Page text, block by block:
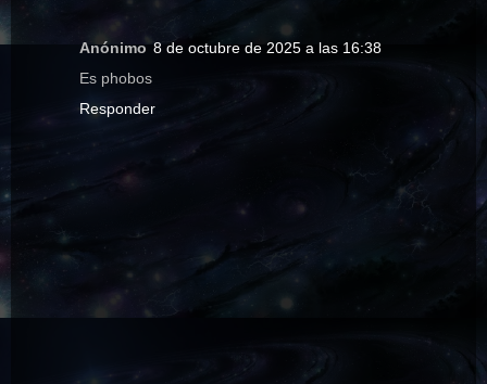
Anónimo 8 de octubre de 2025 a las 16:38
Es phobos
Responder